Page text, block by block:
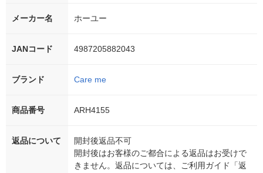
メーカー名 ホーユー
JANコード 4987205882043
ブランド Care me
商品番号 ARH4155
返品について
開封後返品不可
開封後はお客様のご都合による返品はお受けで
きません。返品については、ご利用ガイド「返